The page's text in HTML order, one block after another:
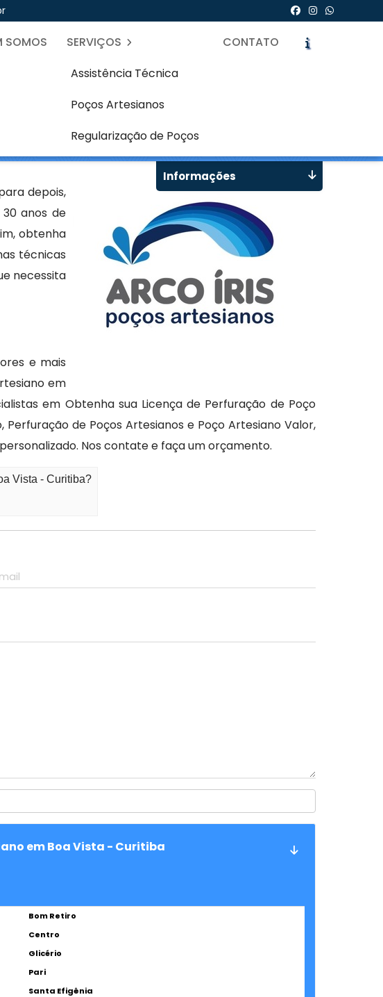
SOMOS
SERVIÇOS
Assistência Técnica
Poços Artesianos
Regularização de Poços
CONTATO
- Curitiba
depois,
anos de
obtenha
técnicas
necessita
e mais
em
em Obtenha sua Licença de Perfuração de Poço
de Poços Artesianos e Poço Artesiano Valor,
Nos contate e faça um orçamento.
Vista - Curitiba?
em Boa Vista - Curitiba
Bom Retiro
Centro
Glicério
Pari
Santa Efigênia
Informações